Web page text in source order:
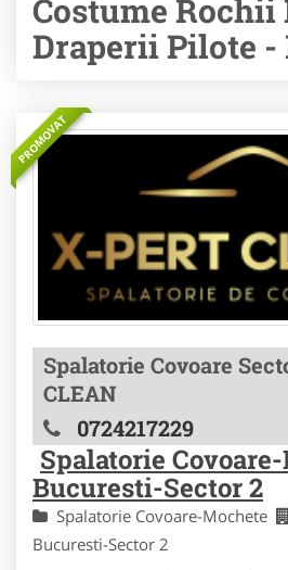
Costume Rochii
Draperii Pilote
PROMOVAT
Spalatorie Covoare
CLEAN
0724217229
Spalatorie
Bucuresti-Sector 2
Spalatorie Covoare-Mochete
Bucuresti-Sector 2